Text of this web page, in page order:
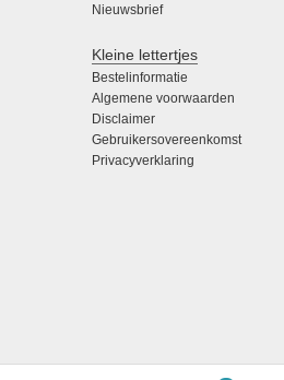
Nieuwsbrief
Kleine lettertjes
Bestelinformatie
Algemene voorwaarden
Disclaimer
Gebruikersovereenkomst
Privacyverklaring